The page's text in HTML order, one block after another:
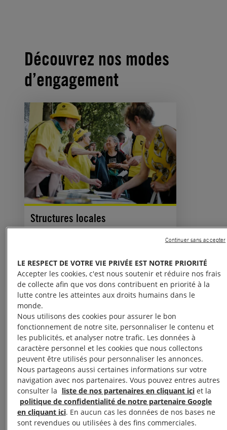
Découvrez nos modes
d’engagement
Structures locales
Communauté en ligne
LE RESPECT DE VOTRE VIE PRIVÉE EST NOTRE PRIORITÉ
Accepter les cookies, c'est nous soutenir et réduire nos frais
de collecte afin que vos dons contribuent en priorité à la
lutte contre les atteintes aux droits humains dans le
monde.
Nous utilisons des cookies pour assurer le bon
fonctionnement de notre site, personnaliser le contenu et
les publicités, et analyser notre trafic. Les données à
caractère personnel et les cookies que nous collectons
peuvent être utilisés pour personnaliser les annonces.
Nous partageons aussi certaines informations sur votre
navigation avec nos partenaires. Vous pouvez entres autres
consulter la liste de nos partenaires en cliquant iciet la
politique de confidentialité de notre partenaire Google
en cliquant ici. En aucun cas les données de nos bases ne
sont revendues ou utilisées à des fins commerciales.
Continuer sans accepter